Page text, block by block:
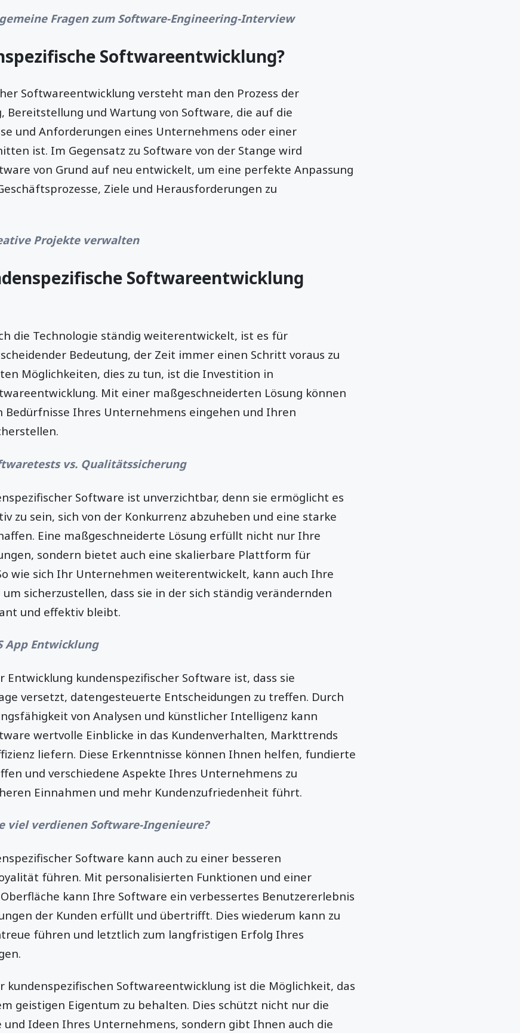
Fragen zum Software-Engineering-Interview
Softwareentwicklung?
Softwareentwicklung versteht man den Prozess der
Bereitstellung und Wartung von Software, die auf die
und Anforderungen eines Unternehmens oder einer
ist. Im Gegensatz zu Software von der Stange wird
von Grund auf neu entwickelt, um eine perfekte Anpassung
Ziele und Herausforderungen zu
Projekte verwalten
Softwareentwicklung
die Technologie ständig weiterentwickelt, ist es für
Bedeutung, der Zeit immer einen Schritt voraus zu
Möglichkeiten, dies zu tun, ist die Investition in
Mit einer maßgeschneiderten Lösung können
Bedürfnisse Ihres Unternehmens eingehen und Ihren
vs. Qualitätssicherung
Software ist unverzichtbar, denn sie ermöglicht es
zu sein, sich von der Konkurrenz abzuheben und eine starke
Eine maßgeschneiderte Lösung erfüllt nicht nur Ihre
sondern bietet auch eine skalierbare Plattform für
wie sich Ihr Unternehmen weiterentwickelt, kann auch Ihre
sicherzustellen, dass sie in der sich ständig verändernden
und effektiv bleibt.
App Entwicklung
Entwicklung kundenspezifischer Software ist, dass sie
versetzt, datengesteuerte Entscheidungen zu treffen. Durch
von Analysen und künstlicher Intelligenz kann
wertvolle Einblicke in das Kundenverhalten, Markttrends
liefern. Diese Erkenntnisse können Ihnen helfen, fundierte
und verschiedene Aspekte Ihres Unternehmens zu
Einnahmen und mehr Kundenzufriedenheit führt.
viel verdienen Software-Ingenieure?
Software kann auch zu einer besseren
führen. Mit personalisierten Funktionen und einer
kann Ihre Software ein verbessertes Benutzererlebnis
der Kunden erfüllt und übertrifft. Dies wiederum kann zu
führen und letztlich zum langfristigen Erfolg Ihres
kundenspezifischen Softwareentwicklung ist die Möglichkeit, das
geistigen Eigentum zu behalten. Dies schützt nicht nur die
und Ideen Ihres Unternehmens, sondern gibt Ihnen auch die